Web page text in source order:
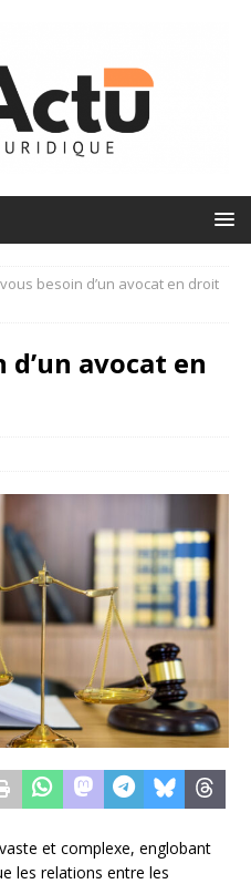
besoin d’un avocat en droit
avocat en
et complexe, englobant
les relations entre les